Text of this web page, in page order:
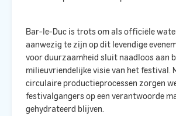
Bar-le-Duc is trots om als officiële
aanwezig te zijn op dit levendige
voor duurzaamheid sluit naadloos aan
milieuvriendelijke visie van het festival.
circulaire productieprocessen zorgen
festivalgangers op een verantwoorde
gehydrateerd blijven.​